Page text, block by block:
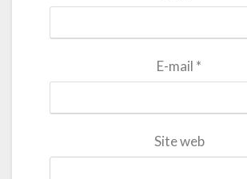
E-mail *
Site web